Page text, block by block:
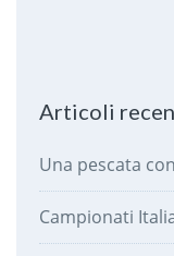
Articoli
Una pescata
Campionati